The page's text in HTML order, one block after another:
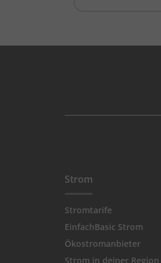
Strom
Stromtarife
EinfachBasic Strom
Ökostromanbieter
Strom in deiner Region